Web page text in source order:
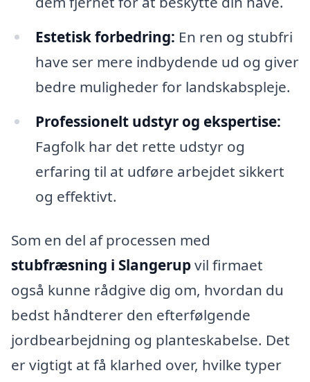
Estetisk forbedring: En ren og stubfri
have ser mere indbydende ud og giver
bedre muligheder for landskabspleje.
Professionelt udstyr og ekspertise:
Fagfolk har det rette udstyr og
erfaring til at udføre arbejdet sikkert
og effektivt.
Som en del af processen med
stubfræsning i Slangerupvil firmaet
også kunne rådgive dig om, hvordan du
bedst håndterer den efterfølgende
jordbearbejdning og planteskabelse. Det
er vigtigt at få klarhed over, hvilke typer